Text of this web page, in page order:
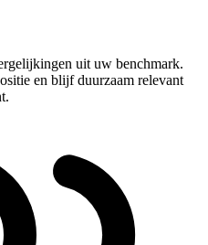
uit uw benchmark.
en blijf duurzaam relevant